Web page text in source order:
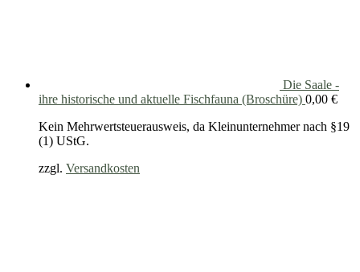
Die Saale -
ihre historische und aktuelle Fischfauna (Broschüre) 0,00 €
Kein Mehrwertsteuerausweis, da Kleinunternehmer nach §19
(1) UStG.
zzgl. Versandkosten